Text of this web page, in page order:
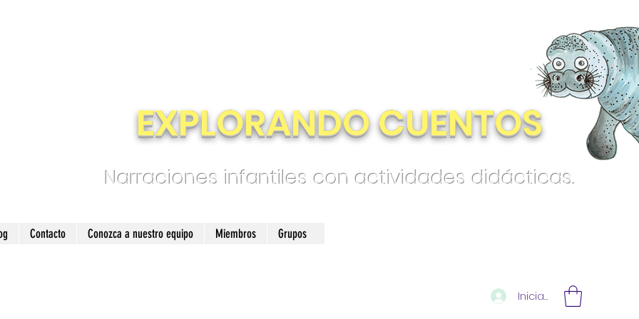
EXPLORANDO CUENTOS
Narraciones infantiles con actividades didácticas.
Iniciar sesión
Contacto Conozca a nuestro equipo Miembros Grupos